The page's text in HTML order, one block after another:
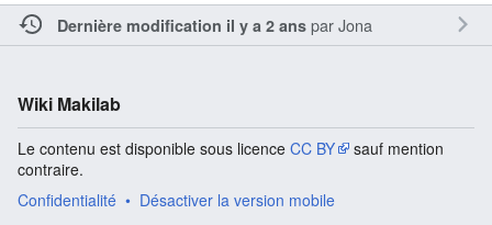
Dernière modification il y a 2 ansparJona
Wiki Makilab
Le contenu est disponible sous licence CC BY
sauf mention
contraire.
Confidentialité
Désactiver la version mobile